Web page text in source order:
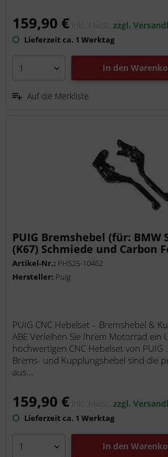
159,90 € inkl. MwSt.zzgl.
Lieferzeit ca. 1 Werktag
In den
Auf die Merkliste
PUIG Bremshebel (für: BMW
(K67) Schmiede und Carbon
Bremszange K67 )
Artikel-Nr.: PHS25-10462
Hersteller: Puig
PUIG CNC Hebelset – Bremshebel &
ABE Verleihen Sie Ihrem Motorrad ein
hochwertigen CNC Hebelset von PUIG
Brems- und Kupplungshebel sind die
aus...
159,90 € inkl. MwSt.zzgl.
Lieferzeit ca. 1 Werktag
In den